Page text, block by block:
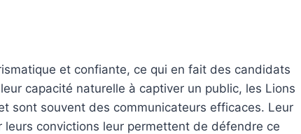
et confiante, ce qui en fait des candidats
capacité naturelle à captiver un public, les Lions
sont souvent des communicateurs efficaces. Leur
convictions leur permettent de défendre ce